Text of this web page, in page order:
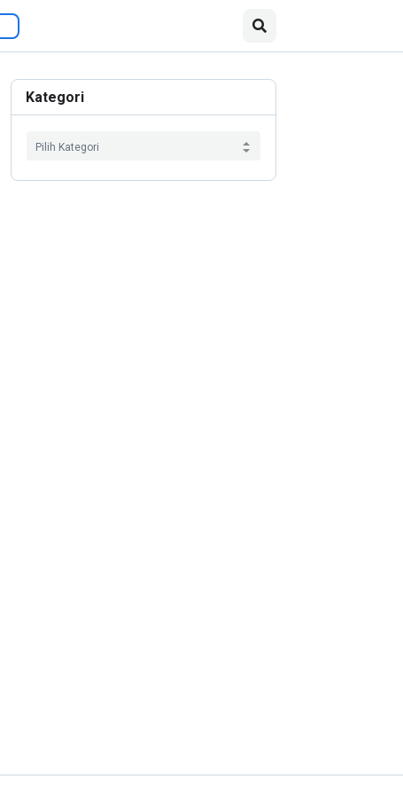
Kategori